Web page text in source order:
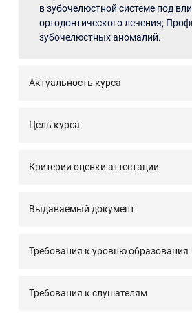
в зубочелюстной системе под
ортодонтического лечения;
зубочелюстных аномалий.
Актуальность курса
Цель курса
Критерии оценки аттестации
Выдаваемый документ
Требования к уровню образования
Требования к слушателям